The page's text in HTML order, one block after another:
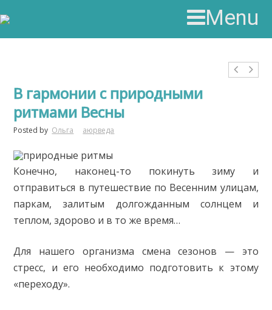
Menu
В гармонии с природными
ритмами Весны
Posted by Ольга аюрведа
Конечно, наконец-то покинуть зиму и
отправиться в путешествие по Весенним улицам,
паркам, залитым долгожданным солнцем и
теплом, здорово и в то же время…
Для нашего организма смена сезонов — это
стресс, и его необходимо подготовить к этому
«переходу».